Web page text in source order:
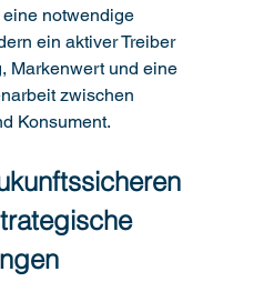
notwendige
ein aktiver Treiber
Markenwert und eine
zwischen
Konsument.